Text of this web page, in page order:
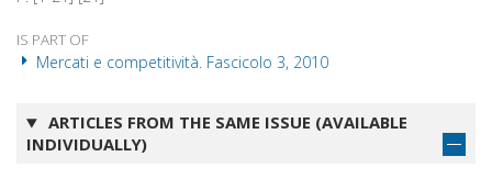
IS PART OF
Mercati e competitività. Fascicolo 3, 2010
ARTICLES FROM THE SAME ISSUE (AVAILABLE
INDIVIDUALLY)